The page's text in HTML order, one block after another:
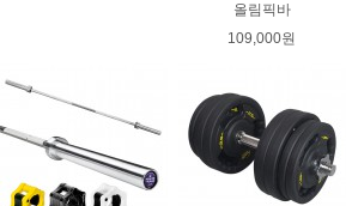
올림픽바
109,000원